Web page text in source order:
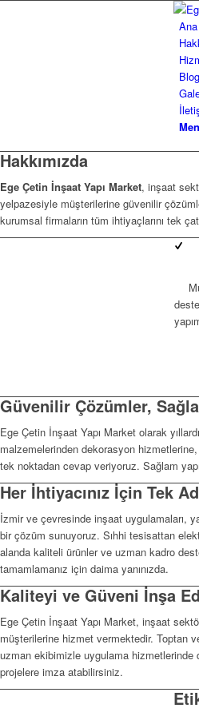
Blog
Hakkımızda
Ege Çetin İnşaat Yapı Market, inşaat
yelpazesiyle müşterilerine güvenilir
kurumsal firmaların tüm ihtiyaçlarını tek
Güvenilir Çözümler,
Ege Çetin İnşaat Yapı Market olarak
malzemelerinden dekorasyon
tek noktadan cevap veriyoruz. Sağlam
Her İhtiyacınız İçin Tek
İzmir ve çevresinde inşaat uygulamaları,
bir çözüm sunuyoruz. Sıhhi tesisattan
alanda kaliteli ürünler ve uzman kadro
tamamlamanız için daima yanınızda.
Kaliteyi ve Güveni İnşa
Ege Çetin İnşaat Yapı Market, inşaat
müşterilerine hizmet vermektedir. Toptan
uzman ekibimizle uygulama hizmetlerinde
projelere imza atabilirsiniz.